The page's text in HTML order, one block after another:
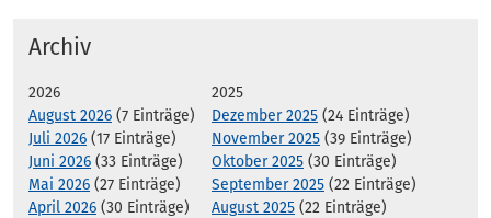
Archiv
2026
August 2026 (7 Einträge)
Juli 2026 (17 Einträge)
Juni 2026 (33 Einträge)
Mai 2026 (27 Einträge)
April 2026 (30 Einträge)
2025
Dezember 2025 (24 Einträge)
November 2025 (39 Einträge)
Oktober 2025 (30 Einträge)
September 2025 (22 Einträge)
August 2025 (22 Einträge)